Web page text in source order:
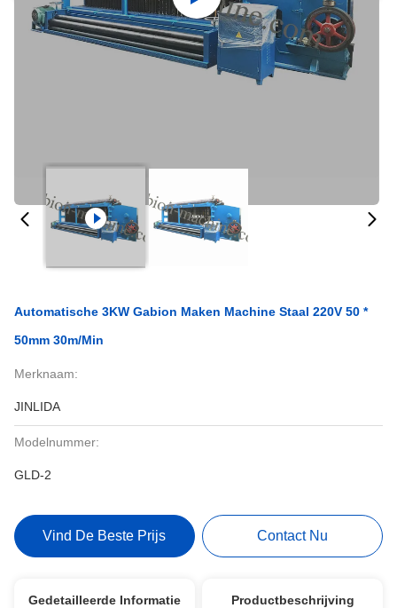
Automatische 3KW Gabion Maken Machine Staal 220V 50 *
50mm 30m/min
Merknaam:
JINLIDA
Modelnummer:
GLD-2
Vind De Beste Prijs Contact Nu
Gedetailleerde Informatie Productbeschrijving